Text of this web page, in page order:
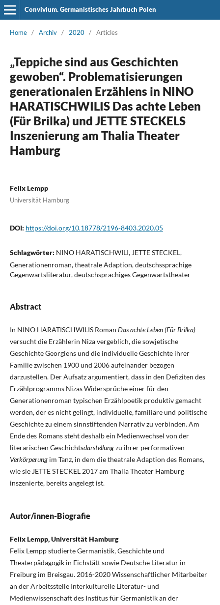
Convivium. Germanistisches Jahrbuch Polen
Home / Archiv / 2020 / Articles
„Teppiche sind aus Geschichten
gewoben“. Problematisierungen
generationalen Erzählens in NINO
HARATISCHWILIS Das achte Leben
(Für Brilka) und JETTE STECKELS
Inszenierung am Thalia Theater
Hamburg
Felix Lempp
Universität Hamburg
DOI: https://doi.org/10.18778/2196-8403.2020.05
Schlagwörter: NINO HARATISCHWILI, JETTE STECKEL,
Generationenroman, theatrale Adaption, deutschssprachige
Gegenwartsliteratur, deutschsprachiges Gegenwartstheater
Abstract
In NINO HARATISCHWILIS Roman Das achte Leben (Für Brilka)
versucht die Erzählerin Niza vergeblich, die sowjetische
Geschichte Georgiens und die individuelle Geschichte ihrer
Familie zwischen 1900 und 2006 aufeinander bezogen
darzustellen. Der Aufsatz argumentiert, dass in den Defiziten des
Erzählprogramms Nizas Widersprüche einer für den
Generationenroman typischen Erzählpoetik produktiv gemacht
werden, der es nicht gelingt, individuelle, familiäre und politische
Geschichte zu einem sinnstiftenden Narrativ zu verbinden. Am
Ende des Romans steht deshalb ein Medienwechsel von der
literarischen Geschichtsdarstellungzu ihrer performativen
Verkörperung im Tanz, in dem die theatrale Adaption des Romans,
wie sie JETTE STECKEL 2017 am Thalia Theater Hamburg
inszenierte, bereits angelegt ist.
Autor/innen-Biografie
Felix Lempp, Universität Hamburg
Felix Lempp studierte Germanistik, Geschichte und
Theaterpädagogik in Eichstätt sowie Deutsche Literatur in
Freiburg im Breisgau. 2016-2020 Wissenschaftlicher Mitarbeiter
an der Arbeitsstelle Interkulturelle Literatur- und
Medienwissenschaft des Institus für Germanistik an der